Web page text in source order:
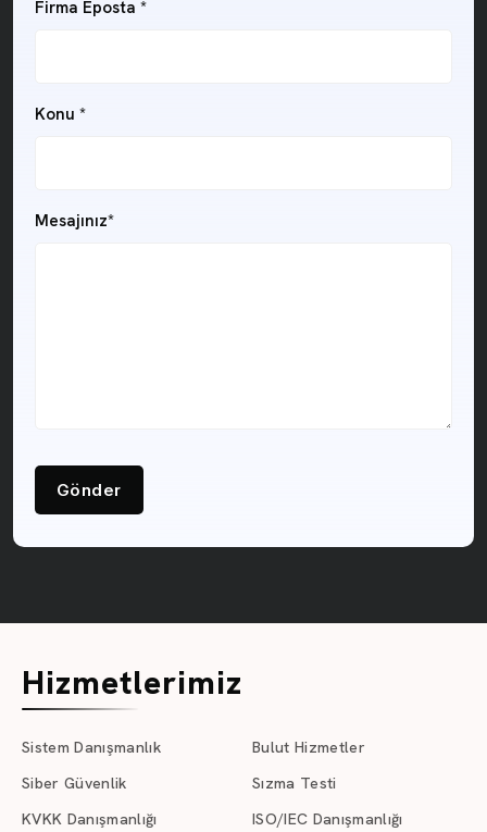
Firma Eposta *
Konu *
Mesajınız*
Gönder
Hizmetlerimiz
Sistem Danışmanlık
Siber Güvenlik
KVKK Danışmanlığı
Bulut Hizmetler
Sızma Testi
ISO/IEC Danışmanlığı